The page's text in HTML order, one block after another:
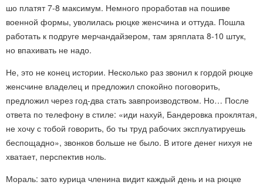
шо платят 7-8 максимум. Немного проработав на пошиве
военной формы, уволилась рюцке женсчина и оттуда. Пошла
работать к подруге мерчандайзером, там зряплата 8-10 штук,
но впахивать не надо.
Не, это не конец истории. Несколько раз звонил к гордой рюцке
женсчине владелец и предложил спокойно поговорить,
предложил через год-два стать завпроизводством. Но… После
ответа по телефону в стиле: «иди нахуй, Бандеровка проклятая,
не хочу с тобой говорить, бо ты труд рабочих эксплуатируешь
беспощадно», звонков больше не было. В итоге денег нихуя не
хватает, перспектив ноль.
Мораль: зато курица членина видит каждый день и на рюцке